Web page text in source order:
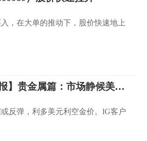
，在大单的推动下，股价快速地上
【东海期货8月10日产业链日报】贵金属篇：市场静候美CPI，金银偏弱
反弹，利多美元利空金价。IG客户